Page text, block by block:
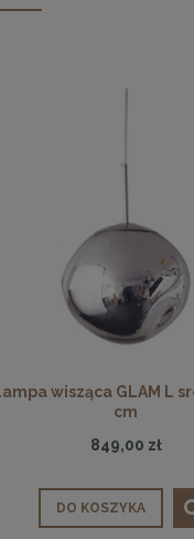
wisząca GLAM L
cm
849,00 zł
DO KOSZYKA